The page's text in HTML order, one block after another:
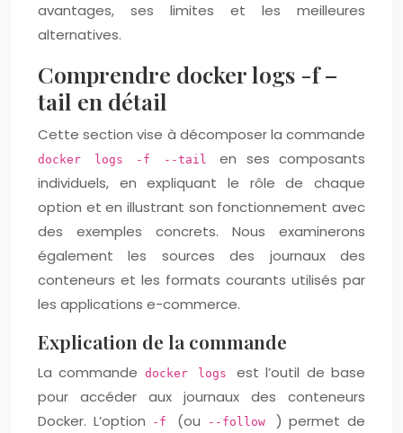
avantages, ses limites et les meilleures
alternatives.
Comprendre docker logs -f –
tail en détail
Cette section vise à décomposer la commande
docker logs -f --tail en ses composants
individuels, en expliquant le rôle de chaque
option et en illustrant son fonctionnement avec
des exemples concrets. Nous examinerons
également les sources des journaux des
conteneurs et les formats courants utilisés par
les applications e-commerce.
Explication de la commande
La commande docker logsest l’outil de base
pour accéder aux journaux des conteneurs
Docker. L’option
-f (ou --follow ) permet de